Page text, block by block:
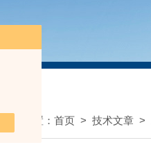
我的位置： 首页 > 技术文章 >